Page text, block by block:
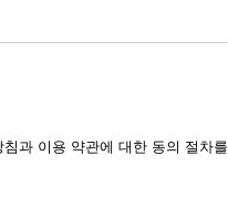
과 이용 약관에 대한 동의 절차를